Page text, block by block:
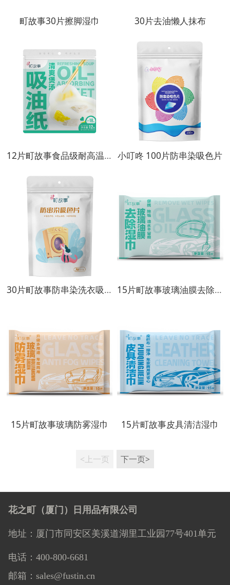
町故事30片擦脚湿巾 30片去油懒人抹布
12片町故事食品级耐高温吸油纸 小叮咚 100片防串染吸色片
30片町故事防串染洗衣吸色片 15片町故事玻璃油膜去除湿巾
15片町故事玻璃防雾湿巾 15片町故事皮具清洁湿巾
<上一页 下一页>
花之町（厦门）日用品有限公司
地址：厦门市同安区美溪道湖里工业园77号401单元
电话：400-800-6681
邮箱：sales@fustin.cn